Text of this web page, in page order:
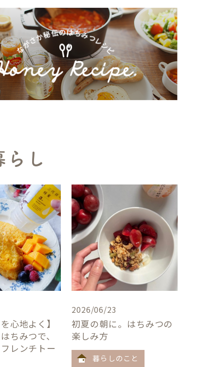
らし
心地よく】
ちみつで、
レンチトー
2026/06/23
初夏の朝に。はちみつの
楽しみ方
暮らしのこと